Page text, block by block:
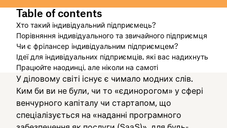
Table of contents
Хто такий індивідуальний підприємець?
Порівняння індивідуального та звичайного підприємця
Чи є фрілансер індивідуальним підприємцем?
Ідеї для індивідуальних підприємців, які вас надихнуть
Працюйте наодинці, але ніколи на самоті
У діловому світі існує є чимало модних слів.
Ким би ви не були, чи то «єдинорогом» у сфері
венчурного капіталу чи стартапом, що
спеціалізується на «наданні програмного